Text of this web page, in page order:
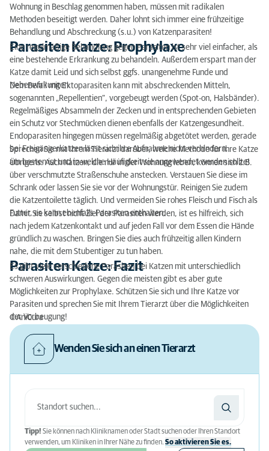
Wohnung in Beschlag genommen haben, müssen mit radikalen
Methoden beseitigt werden. Daher lohnt sich immer eine frühzeitige
Behandlung und Abschreckung (s.u.) von Katzenparasiten!
Parasiten Katze: Prophylaxe
Eine regelmäßige Behandlung gegen Parasiten ist sehr viel einfacher, als
eine bestehende Erkrankung zu behandeln. Außerdem erspart man der
Katze damit Leid und sich selbst ggfs. unangenehme Funde und
Nebenwirkungen.
Dem Befall mit Ektoparasiten kann mit abschreckenden Mitteln,
sogenannten „Repellentien“, vorgebeugt werden (Spot-on, Halsbänder).
Regelmäßiges Absammeln der Zecken und in entsprechenden Gebieten
ein Schutz vor Stechmücken dienen ebenfalls der Katzengesundheit.
Endoparasiten hingegen müssen regelmäßig abgetötet werden, gerade
bei Freigängerkatzen lässt sich ihre Aufnahme nicht verhindern.
Sprechen Sie mit Ihrem Tierarzt darüber, welche Methode für Ihre Katze
am besten ist und in welche Häufigkeit sie angewendet werden sollte!
Übrigens: Auch Katzen, die nur in der Wohnung leben, können sich z.B.
über verschmutzte Straßenschuhe anstecken. Verstauen Sie diese im
Schrank oder lassen Sie sie vor der Wohnungstür. Reinigen Sie zudem
die Katzentoilette täglich. Und vermeiden Sie rohes Fleisch und Fisch als
Futter, es kann ebenfalls Parasiten enthalten.
Damit Sie selbst nicht Ziel der Parasiten werden, ist es hilfreich, sich
nach jedem Katzenkontakt und auf jeden Fall vor dem Essen die Hände
gründlich zu waschen. Bringen Sie dies auch frühzeitig allen Kindern
nahe, die mit dem Stubentiger zu tun haben.
Parasiten Katze: Fazit
Es gibt viele verschiedene Parasiten bei Katzen mit unterschiedlich
schweren Auswirkungen. Gegen die meisten gibt es aber gute
Möglichkeiten zur Prophylaxe. Schützen Sie sich und Ihre Katze vor
Parasiten und sprechen Sie mit Ihrem Tierarzt über die Möglichkeiten
der Vorbeugung!
©AniCura
Wenden Sie sich an einen Tierarzt
Tipp! Sie können nach Kliniknamen oder Stadt suchen oder Ihren Standort
verwenden, um Kliniken in Ihrer Nähe zu finden. So aktivieren Sie es.